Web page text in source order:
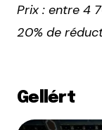
Prix : entre 4
20% de
Gellért